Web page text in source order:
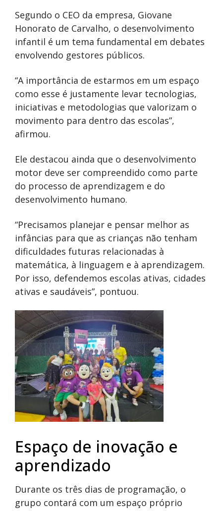
Segundo o CEO da empresa, Giovane
Honorato de Carvalho, o desenvolvimento
infantil é um tema fundamental em debates
envolvendo gestores públicos.
“A importância de estarmos em um espaço
como esse é justamente levar tecnologias,
iniciativas e metodologias que valorizam o
movimento para dentro das escolas”,
afirmou.
Ele destacou ainda que o desenvolvimento
motor deve ser compreendido como parte
do processo de aprendizagem e do
desenvolvimento humano.
“Precisamos planejar e pensar melhor as
infâncias para que as crianças não tenham
dificuldades futuras relacionadas à
matemática, à linguagem e à aprendizagem.
Por isso, defendemos escolas ativas, cidades
ativas e saudáveis”, pontuou.
Espaço de inovação e
aprendizado
Durante os três dias de programação, o
grupo contará com um espaço próprio